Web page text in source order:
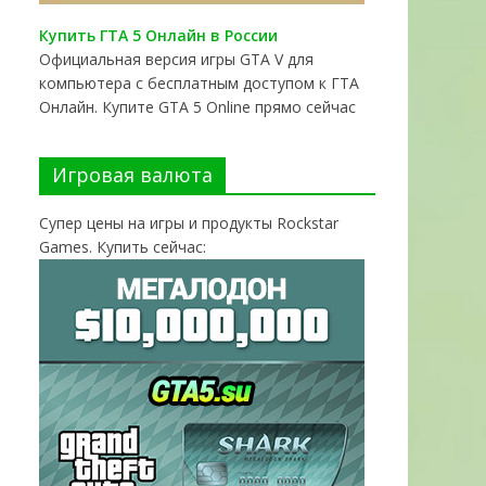
Купить ГТА 5 Онлайн в России
Официальная версия игры GTA V для
компьютера с бесплатным доступом к ГТА
Онлайн. Купите GTA 5 Online прямо сейчас
Игровая валюта
Супер цены на игры и продукты Rockstar
Games. Купить сейчас: